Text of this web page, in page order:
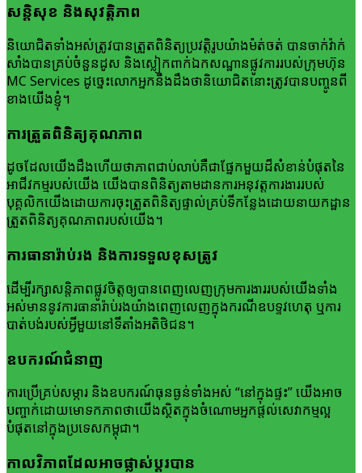
សន្តិសុខ និងសុវត្តិភាព
​និយោជិត​ទាំងអស់​ត្រូវ​បាន​ត្រួតពិនិត្យ​ប្រវត្តិរូប​យ៉ាង​ម៉ត់ចត់ បាន​ចាក់​វ៉ាក់
សាំង​បាន​គ្រប់​ចំនួន​ដូស និងស្លៀក​ពាក់​ឯកសណ្ឋាន​ផ្លូវការ​របស់​ក្រុមហ៊ុន
MC Services​ ដូច្នេះលោកអ្នក​នឹង​ដឹង​ថានិយោជិតនោះ​ត្រូវ​បាន​បញ្ចូន​ពី​
ខាង​យើង​ខ្ញុំ។
ការ​ត្រួតពិនិត្យ​គុណភាព
ដូច​ដែល​យើង​ដឹង​ហើយ​ថា​ភាពជាប់លាប់​គឺ​ជា​ផ្នែក​មួយ​ដ៏សំខាន់​បំផុត​នៃ​
អាជីវកម្ម​របស់​យើង យើង​បាន​ពិនិត្យ​តាមដាន​ការអនុវត្ត​ការងារ​របស់​
បុគ្គលិក​យើង​ដោយ​ការចុះ​ត្រួតពិនិត្យ​ផ្ទាល់​គ្រប់​ទីកន្លែង​ដោយ​នាយកដ្ឋាន​
ត្រួតពិនិត្យ​គុណភាព​របស់​យើង។
ការ​ធានា​រ៉ាប់រង​ និងការ​ទទួលខុសត្រូវ
ដើម្បី​រក្សា​សន្តិភាព​ផ្លូវចិត្ត​ឲ្យ​បាន​ពេញលេញ​ក្រុមការងារ​របស់​យើង​ទាំង​
អស់​មាន​នូវ​ការ​ធានា​រ៉ាប់រង​យ៉ាង​ពេញ​លេញ​ក្នុង​ករណីឧបទ្ទវហេតុ ឬការ
បាត់បង់​របស់​អ្វីមួយ​នៅ​ទីតាំង​អតិថិជន។
ឧបករណ៍​ជំនាញ
ការ​ប្រើ​គ្រប់​សម្ភារ និងឧប​ករណ៍​ធុនធ្ងន់​ទាំង​អស់ “នៅក្នុងផ្ទះ” យើង​អាច​
បញ្ចាក់​ដោយមោទកភាព​ថា​យើង​ស្ថិត​ក្នុង​ចំណោម​អ្នក​ផ្តល់សេវាកម្ម​ល្អ​
បំផុត​នៅ​ក្នុង​ប្រទេស​កម្ពុជា។
កាលវិភាព​ដែល​អាច​ផ្លាស់ប្តូរ​បាន